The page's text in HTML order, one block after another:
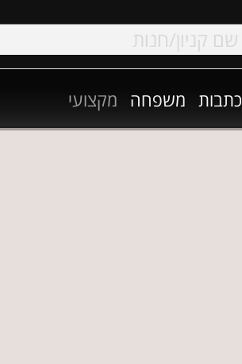
כתבות משפחה מקצועי